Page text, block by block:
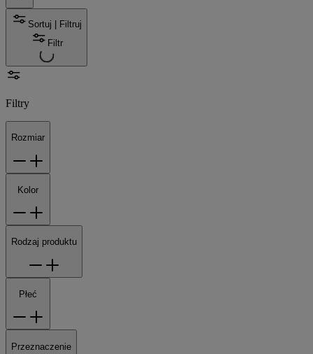
Sortuj | Filtruj
Filtr
Filtry
Rozmiar
Kolor
Rodzaj produktu
Płeć
Przeznaczenie